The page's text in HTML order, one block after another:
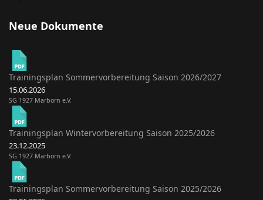
Neue Dokumente
Trainingsplan Sommervorbereitung Saison 2026/2027
15.06.2026
SG 1927 Marborn e.V.
Trainingsplan Wintervorbereitung Saison 2025/2026
23.12.2025
SG 1927 Marborn e.V.
Trainingsplan Sommervorbereitung Saison 2025/2026